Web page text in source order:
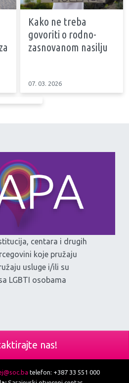
Kako ne treba
govoriti o rodno-
zasnovanom nasilju
07. 03. 2026
centara i drugih
koje pružaju
usluge i/ili su
LGBTI osobama
nas!
telefon: +387 33 551 000